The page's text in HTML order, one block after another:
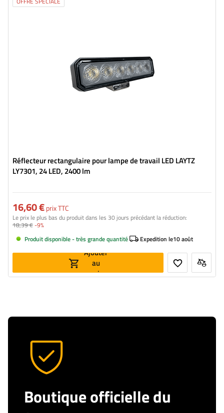
Réflecteur rectangulaire pour lampe de travail LED LAYTZ
LY7301, 24 LED, 2400 lm
Flux lumineux:
16,60 €prix TTC
Le prix le plus bas du produit dans les 30 jours précédant la réduction:
18,39 €-9%
Produit disponible - très grande quantité
Expedition le10 août
Ajouter
au
panier
Boutique officielle du